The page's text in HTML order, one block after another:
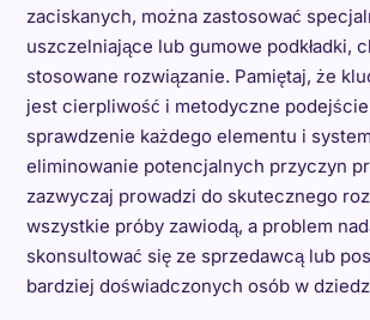
zaciskanych, można zastosować
uszczelniające lub gumowe podkładki,
stosowane rozwiązanie. Pamiętaj, że
jest cierpliwość i metodyczne podejście.
sprawdzenie każdego elementu i
eliminowanie potencjalnych przyczyn
zazwyczaj prowadzi do skutecznego
wszystkie próby zawiodą, a problem
skonsultować się ze sprzedawcą lub
bardziej doświadczonych osób w